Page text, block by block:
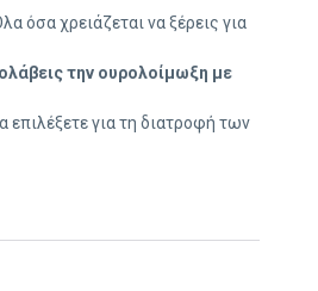
όσα χρειάζεται να ξέρεις για
την ουρολοίμωξη με
επιλέξετε για τη διατροφή των